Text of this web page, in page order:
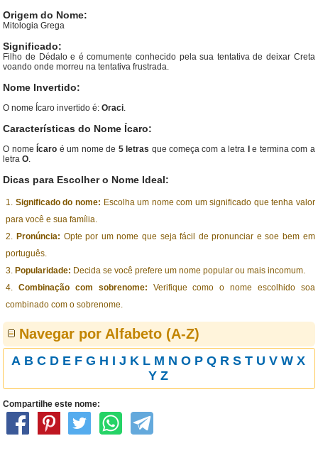
Origem do Nome:
Mitologia Grega
Significado:
Filho de Dédalo e é comumente conhecido pela sua tentativa de deixar Creta
voando onde morreu na tentativa frustrada.
Nome Invertido:
O nome Ícaro invertido é:Oraci.
Características do Nome Ícaro:
O nome Ícaro é um nome de 5 letras que começa com a letra
e termina com a
letraO.
Dicas para Escolher o Nome Ideal:
Significado do nome: Escolha um nome com um significado que tenha valor
para você e sua família.
Pronúncia: Opte por um nome que seja fácil de pronunciar e soe bem em
português.
Popularidade: Decida se você prefere um nome popular ou mais incomum.
Combinação com sobrenome: Verifique como o nome escolhido soa
combinado com o sobrenome.
Navegar por Alfabeto (A-Z)
A B C D E F G H I J K L M N O P Q R S T U V W X
Y Z
Compartilhe este nome: